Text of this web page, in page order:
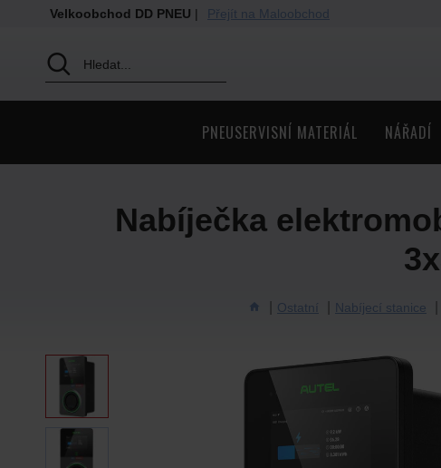
Velkoobchod DD PNEU | Přejít na Maloobchod
PNEUSERVISNÍ MATERIÁL NÁŘADÍ
Ostatní Nabíjecí stanice
Nabíječka